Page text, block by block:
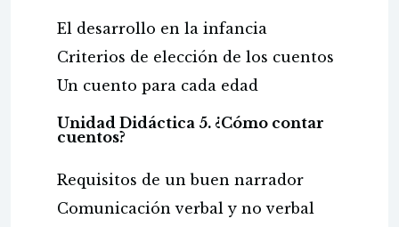
El desarrollo en la infancia
Criterios de elección de los cuentos
Un cuento para cada edad
Unidad Didáctica 5. ¿Cómo contar
cuentos?
Requisitos de un buen narrador
Comunicación verbal y no verbal